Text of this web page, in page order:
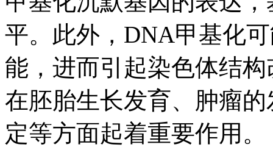
平。此外，DNA甲基化
能，进而引起染色体结
在胚胎生长发育、肿瘤
定等方面起着重要作用。